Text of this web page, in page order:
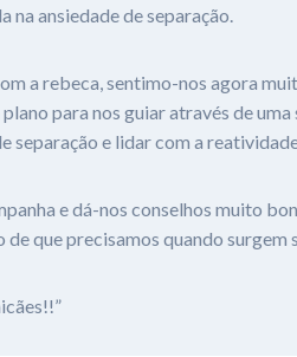
na ansiedade de separação.
a rebeca, sentimo-nos agora
para nos guiar através de
separação e lidar com a
e dá-nos conselhos muito
que precisamos quando surgem